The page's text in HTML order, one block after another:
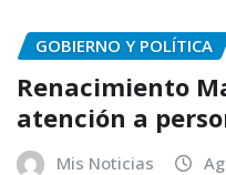
GOBIERNO Y POLÍTICA
Renacimiento
atención a
Mis Noticias